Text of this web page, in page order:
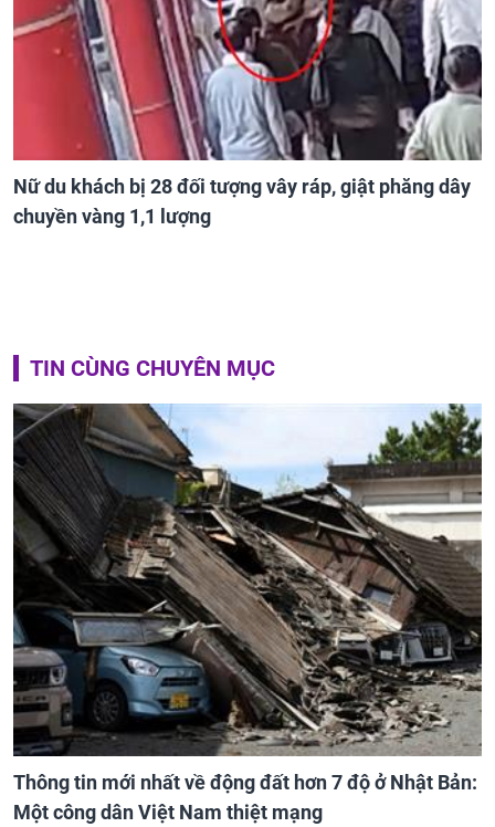
Nữ du khách bị 28 đối tượng vây ráp, giật phăng dây
chuyền vàng 1,1 lượng
TIN CÙNG CHUYÊN MỤC
Thông tin mới nhất về động đất hơn 7 độ ở Nhật Bản:
Một công dân Việt Nam thiệt mạng